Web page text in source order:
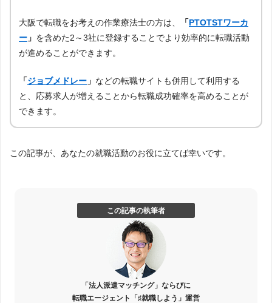
大阪で転職をお考えの作業療法士の方は、 「PTOTSTワーカ
ー 」 を含めた2～3社に登録することでより効率的に転職活動
が進めることができます。
「ジョブメドレー 」 などの転職サイトも併用して利用する
と、応募求人が増えることから転職成功確率を高めることが
できます。
この記事が、あなたの就職活動のお役に立てば幸いです。
この記事の執筆者
「法人派遣マッチング」ならびに
転職エージェント「♯就職しよう」運営